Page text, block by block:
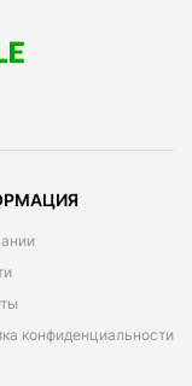
конфиденциальности